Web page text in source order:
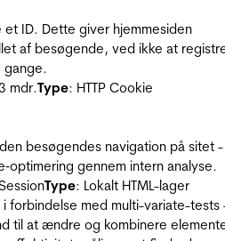
ID. Dette giver hjemmesiden
af besøgende, ved ikke at
gange.
mdr.Type: HTTP Cookie
besøgendes navigation på sitet -
gennem intern analyse.
Type: Lokalt HTML-lager
forbindelse med multi-variate-tests
til at ændre og kombinere